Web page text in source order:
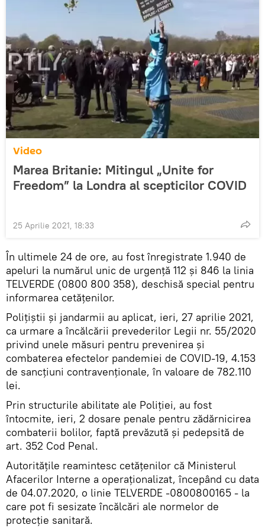
Video
Marea Britanie: Mitingul „Unite for
Freedom” la Londra al scepticilor COVID
25 Aprilie 2021, 18:33
În ultimele 24 de ore, au fost înregistrate 1.940 de
apeluri la numărul unic de urgență 112 și 846 la linia
TELVERDE (0800 800 358), deschisă special pentru
informarea cetățenilor.
Polițiștii și jandarmii au aplicat, ieri, 27 aprilie 2021,
ca urmare a încălcării prevederilor Legii nr. 55/2020
privind unele măsuri pentru prevenirea și
combaterea efectelor pandemiei de COVID-19, 4.153
de sancţiuni contravenţionale, în valoare de 782.110
lei.
Prin structurile abilitate ale Poliției, au fost
întocmite, ieri, 2 dosare penale pentru zădărnicirea
combaterii bolilor, faptă prevăzută și pedepsită de
art. 352 Cod Penal.
Autoritățile reamintesc cetățenilor că Ministerul
Afacerilor Interne a operaționalizat, începând cu data
de 04.07.2020, o linie TELVERDE -0800800165 - la
care pot fi sesizate încălcări ale normelor de
protecție sanitară.